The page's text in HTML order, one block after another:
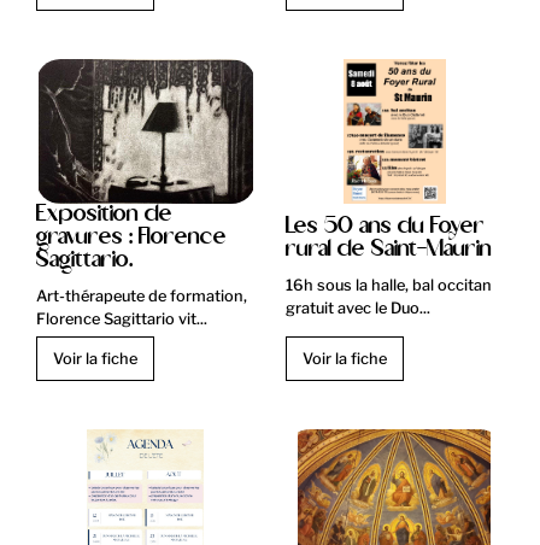
Exposition de
gravures : Florence
Sagittario.
Art-thérapeute de formation,
Florence Sagittario vit...
Voir la fiche
Les 50 ans du Foyer
rural de Saint-Maurin
16h sous la halle, bal occitan
gratuit avec le Duo...
Voir la fiche